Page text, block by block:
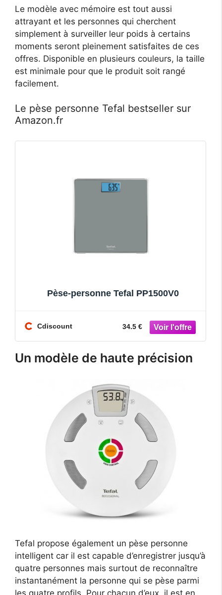
Le modèle avec mémoire est tout aussi
attrayant et les personnes qui cherchent
simplement à surveiller leur poids à certains
moments seront pleinement satisfaites de ces
offres. Disponible en plusieurs couleurs, la taille
est minimale pour que le produit soit rangé
facilement.
Le pèse personne Tefal bestseller sur
Amazon.fr
Pèse-personne Tefal PP1500V0
Cdiscount 34.5 €
Un modèle de haute précision
Tefal propose également un pèse personne
intelligent car il est capable d’enregistrer jusqu’à
quatre personnes mais surtout de reconnaître
instantanément la personne qui se pèse parmi
les quatre profils. Pour chacun d’eux, il est en